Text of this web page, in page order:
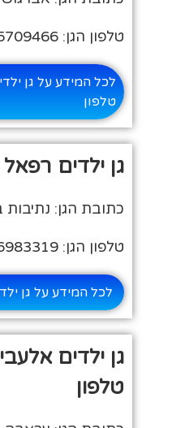
טלפון הגן: 02-5709466
לכל המידע על גן
טלפון
גן ילדים רפאל
כתובת הגן: נתיבות
טלפון הגן: 08-6983319
לכל המידע על גן
גן ילדים
טלפון